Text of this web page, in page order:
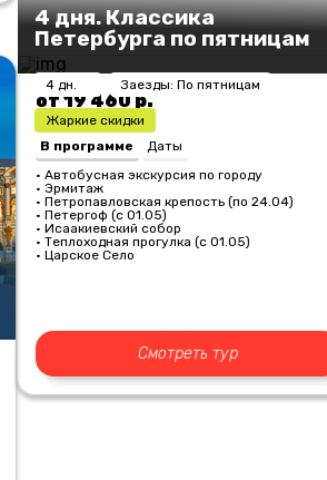
4 дн. Заезды: По пятницам
Жаркие скидки
4 дня. Классика
Петербурга по пятницам
от 19 460 р.
В программе
Даты
• Автобусная экскурсия по городу
• Эрмитаж
• Петропавловская крепость (по 24.04)
• Петергоф (с 01.05)
• Исаакиевский собор
• Теплоходная прогулка (с 01.05)
• Царское Село
Смотреть тур